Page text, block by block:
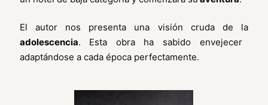
El autor nos presenta una visión cruda de la
adolescencia. Esta obra ha sabido envejecer
adaptándose a cada época perfectamente.